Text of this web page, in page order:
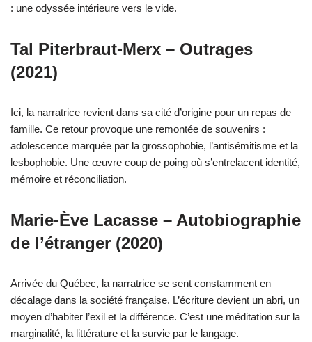
: une odyssée intérieure vers le vide.
Tal Piterbraut-Merx – Outrages
(2021)
Ici, la narratrice revient dans sa cité d’origine pour un repas de
famille. Ce retour provoque une remontée de souvenirs :
adolescence marquée par la grossophobie, l’antisémitisme et la
lesbophobie. Une œuvre coup de poing où s’entrelacent identité,
mémoire et réconciliation.
Marie-Ève Lacasse – Autobiographie
de l’étranger (2020)
Arrivée du Québec, la narratrice se sent constamment en
décalage dans la société française. L’écriture devient un abri, un
moyen d’habiter l’exil et la différence. C’est une méditation sur la
marginalité, la littérature et la survie par le langage.